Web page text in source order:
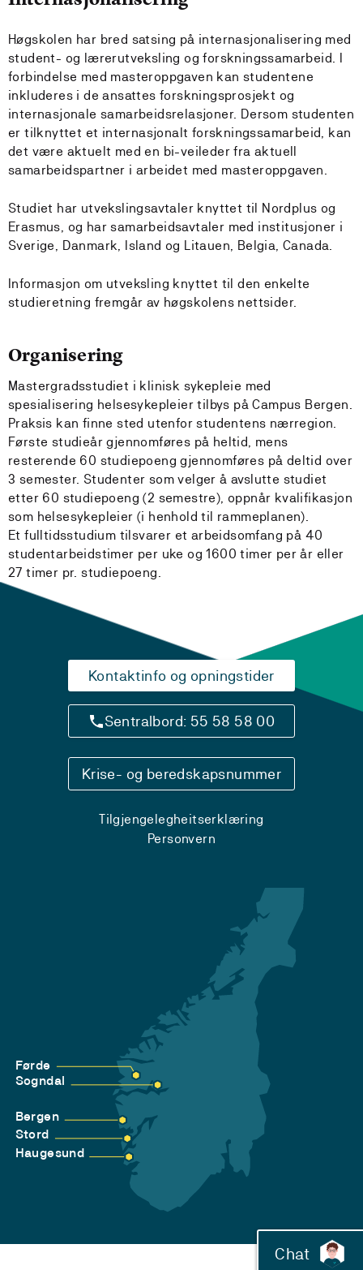
Høgskolen har bred satsing på internasjonalisering med
student- og lærerutveksling og forskningssamarbeid. I
forbindelse med masteroppgaven kan studentene
inkluderes i de ansattes forskningsprosjekt og
internasjonale samarbeidsrelasjoner. Dersom studenten
er tilknyttet et internasjonalt forskningssamarbeid, kan
det være aktuelt med en bi-veileder fra aktuell
samarbeidspartner i arbeidet med masteroppgaven.
Studiet har utvekslingsavtaler knyttet til Nordplus og
Erasmus, og har samarbeidsavtaler med institusjoner i
Sverige, Danmark, Island og Litauen, Belgia, Canada.
Informasjon om utveksling knyttet til den enkelte
studieretning fremgår av høgskolens nettsider.
Organisering
Mastergradsstudiet i klinisk sykepleie med
spesialisering helsesykepleier tilbys på Campus Bergen.
Praksis kan finne sted utenfor studentens nærregion.
Første studieår gjennomføres på heltid, mens
resterende 60 studiepoeng gjennomføres på deltid over
3 semester. Studenter som velger å avslutte studiet
etter 60 studiepoeng (2 semestre), oppnår kvalifikasjon
som helsesykepleier (i henhold til rammeplanen).
Et fulltidsstudium tilsvarer et arbeidsomfang på 40
studentarbeidstimer per uke og 1600 timer per år eller
27 timer pr. studiepoeng.
Kontaktinfo og opningstider
Sentralbord: 55 58 58 00
Krise- og beredskapsnummer
Tilgjengelegheitserklæring
Personvern
Førde
Sogndal
Bergen
Stord
Haugesund
Chat